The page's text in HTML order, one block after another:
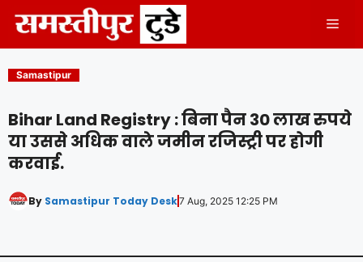
content
Samastipur
Bihar Land Registry : बिना पैन 30 लाख रुपये
या उससे अधिक वाले जमीन रजिस्ट्री पर होगी
करवाई.
By Samastipur Today Desk7 Aug, 2025 12:25 PM